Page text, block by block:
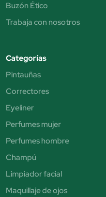
Buzón Ético
Trabaja con nosotros
Categorías
Pintauñas
Correctores
Eyeliner
Perfumes mujer
Perfumes hombre
Champú
Limpiador facial
Maquillaje de ojos